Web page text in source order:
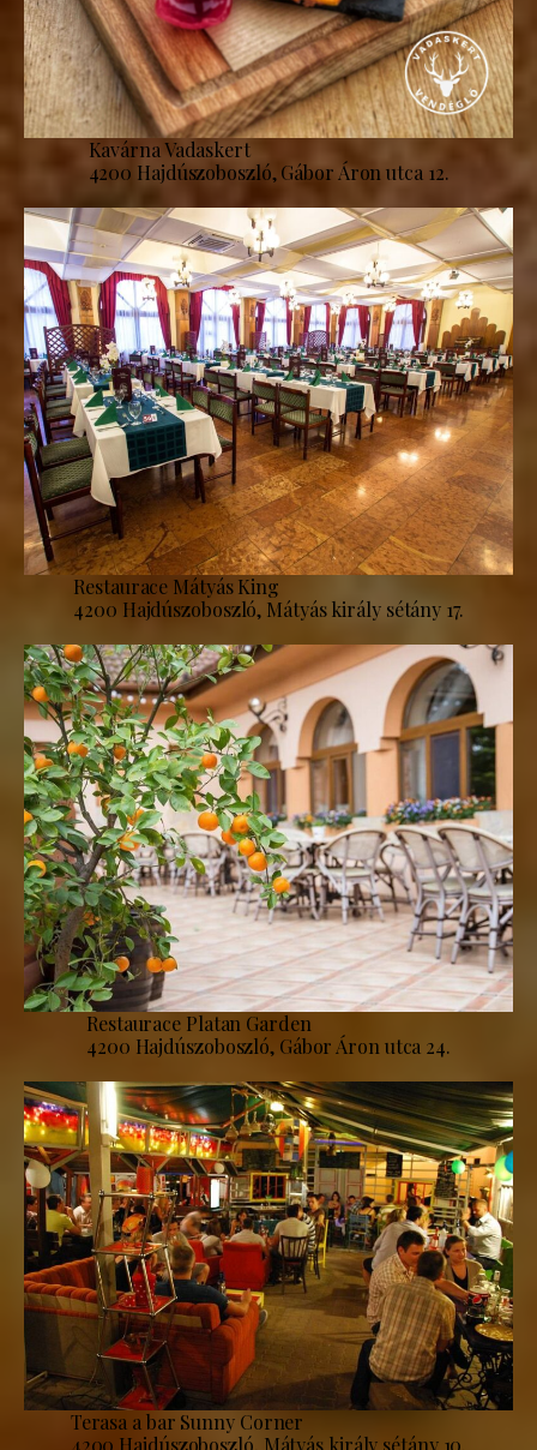
Kavárna Vadaskert
4200 Hajdúszoboszló, Gábor Áron utca 12.
Restaurace Mátyás King
4200 Hajdúszoboszló, Mátyás király sétány 17.
Restaurace Platan Garden
4200 Hajdúszoboszló, Gábor Áron utca 24.
Terasa a bar Sunny Corner
4200 Hajdúszoboszló, Mátyás király sétány 10.